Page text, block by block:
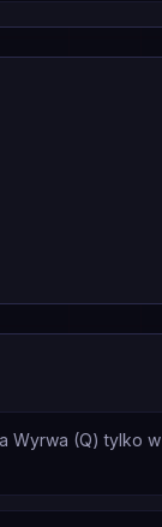
Wyrwa (Q) tylko w